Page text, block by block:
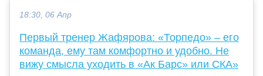
18:30, 06 Апр
Первый тренер Жафярова: «Торпедо» – его
команда, ему там комфортно и удобно. Не
вижу смысла уходить в «Ак Барс» или СКА»